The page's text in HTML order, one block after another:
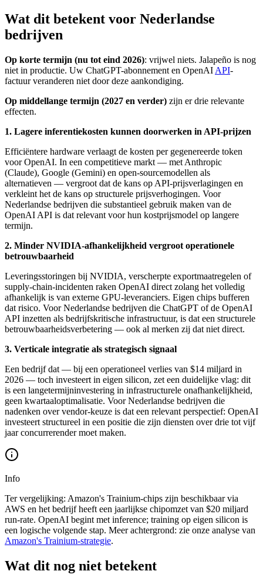
Wat dit betekent voor Nederlandse
bedrijven
Op korte termijn (nu tot eind 2026): vrijwel niets. Jalapeño is nog
niet in productie. Uw ChatGPT-abonnement en OpenAI API-
factuur veranderen niet door deze aankondiging.
Op middellange termijn (2027 en verder) zijn er drie relevante
effecten.
1. Lagere inferentiekosten kunnen doorwerken in API-prijzen
Efficiëntere hardware verlaagt de kosten per gegenereerde token
voor OpenAI. In een competitieve markt — met Anthropic
(Claude), Google (Gemini) en open-sourcemodellen als
alternatieven — vergroot dat de kans op API-prijsverlagingen en
verkleint het de kans op structurele prijsverhogingen. Voor
Nederlandse bedrijven die substantieel gebruik maken van de
OpenAI API is dat relevant voor hun kostprijsmodel op langere
termijn.
2. Minder NVIDIA-afhankelijkheid vergroot operationele
betrouwbaarheid
Leveringsstoringen bij NVIDIA, verscherpte exportmaatregelen of
supply-chain-incidenten raken OpenAI direct zolang het volledig
afhankelijk is van externe GPU-leveranciers. Eigen chips bufferen
dat risico. Voor Nederlandse bedrijven die ChatGPT of de OpenAI
API inzetten als bedrijfskritische infrastructuur, is dat een structurele
betrouwbaarheidsverbetering — ook al merken zij dat niet direct.
3. Verticale integratie als strategisch signaal
Een bedrijf dat — bij een operationeel verlies van $14 miljard in
2026 — toch investeert in eigen silicon, zet een duidelijke vlag: dit
is een langetermijninvestering in infrastructurele onafhankelijkheid,
geen kwartaaloptimalisatie. Voor Nederlandse bedrijven die
nadenken over vendor-keuze is dat een relevant perspectief: OpenAI
investeert structureel in een positie die zijn diensten over drie tot vijf
jaar concurrerender moet maken.
Info
Ter vergelijking: Amazon's Trainium-chips zijn beschikbaar via
AWS en het bedrijf heeft een jaarlijkse chipomzet van $20 miljard
run-rate. OpenAI begint met inference; training op eigen silicon is
een logische volgende stap. Meer achtergrond: zie onze analyse van
Amazon's Trainium-strategie.
Wat dit nog niet betekent